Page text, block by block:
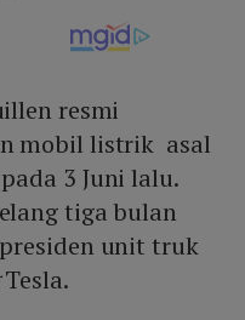
resmi
mobil listrik asal
3 Juni lalu.
tiga bulan
unit truk
Tesla.